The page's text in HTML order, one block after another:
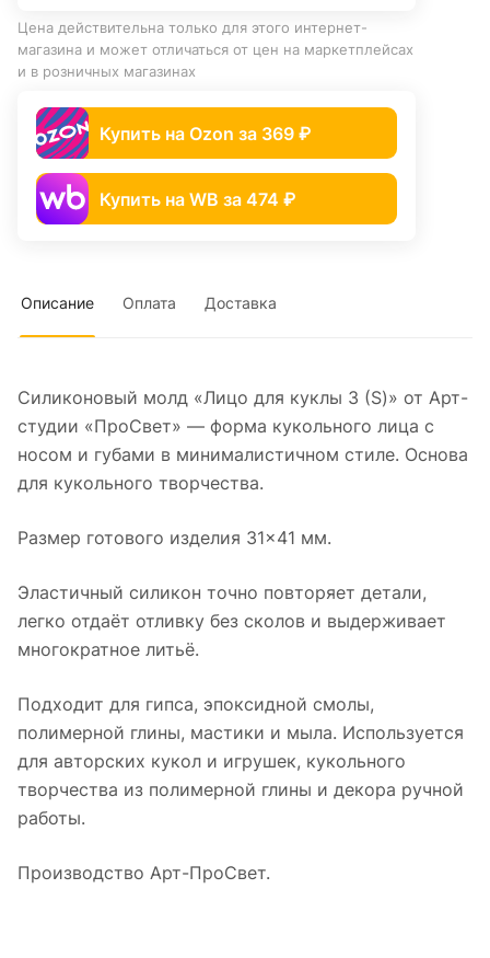
Цена действительна только для этого интернет-
магазина и может отличаться от цен на маркетплейсах
и в розничных магазинах
Купить на Ozon за 369 ₽
Купить на WB за 474 ₽
Описание Оплата Доставка
Силиконовый молд «Лицо для куклы 3 (S)» от Арт-
студии «ПроСвет» — форма кукольного лица с
носом и губами в минималистичном стиле. Основа
для кукольного творчества.
Размер готового изделия 31×41 мм.
Эластичный силикон точно повторяет детали,
легко отдаёт отливку без сколов и выдерживает
многократное литьё.
Подходит для гипса, эпоксидной смолы,
полимерной глины, мастики и мыла. Используется
для авторских кукол и игрушек, кукольного
творчества из полимерной глины и декора ручной
работы.
Производство Арт-ПроСвет.